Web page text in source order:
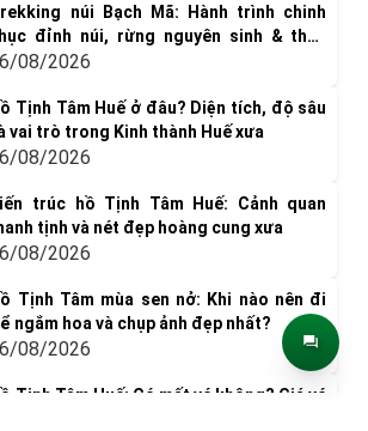
núi Bạch Mã: Hành trình chinh
đỉnh núi, rừng nguyên sinh & thác
tuyệt đẹp
08/2026
Tịnh Tâm Huế ở đâu? Diện tích, độ sâu
vai trò trong Kinh thành Huế xưa
08/2026
trúc hồ Tịnh Tâm Huế: Cảnh quan
tịnh và nét đẹp hoàng cung xưa
08/2026
Tịnh Tâm mùa sen nở: Khi nào nên đi
ngắm hoa và chụp ảnh đẹp nhất?
08/2026
Tịnh Tâm Huế: Có mất vé không? Giá vé